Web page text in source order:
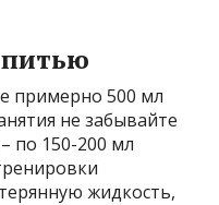
примерно 500 мл
не забывайте
по 150-200 мл
жидкость,